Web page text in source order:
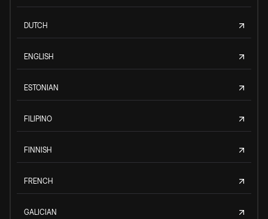
DUTCH
ENGLISH
ESTONIAN
FILIPINO
FINNISH
FRENCH
GALICIAN